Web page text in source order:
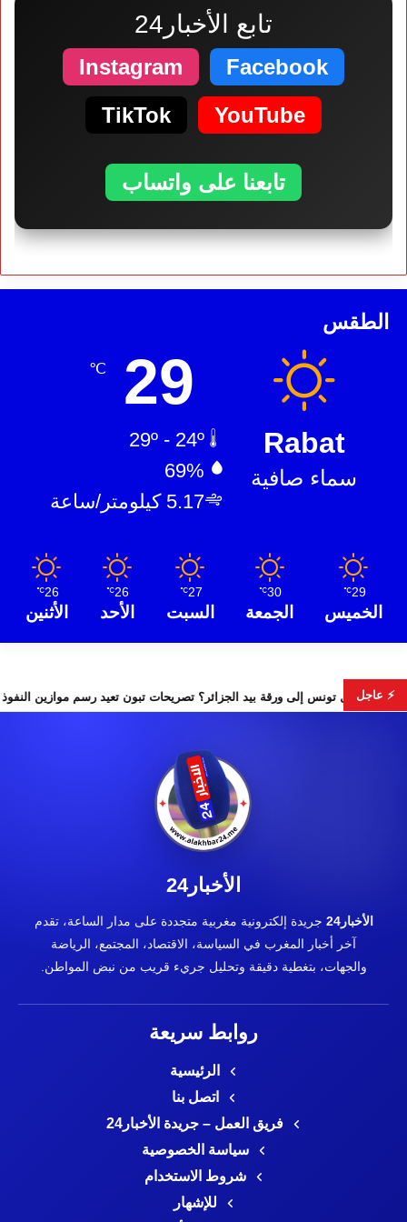
تابع الأخبار24
Facebook
Instagram
YouTube
TikTok
تابعنا على واتساب
الطقس
Rabat
سماء صافية
29
℃
69%
5.17 كيلومتر/ساعة
29
℃
الخميس
30
℃
الجمعة
27
℃
السبت
26
℃
الأحد
26
℃
الأثنين
⚡ عاجل هل تتحول تونس إلى ورقة بيد الجزائر؟ تصريحات تبون تعيد
الأخبار24
الأخبار24
جريدة إلكترونية مغربية متجددة على مدار الساعة، تقدم
آخر أخبار المغرب في السياسة، الاقتصاد، المجتمع، الرياضة
والجهات، بتغطية دقيقة وتحليل جريء قريب من نبض المواطن.
روابط سريعة
الرئيسية
اتصل بنا
فريق العمل – جريدة الأخبار24
سياسة الخصوصية
شروط الاستخدام
للإشهار